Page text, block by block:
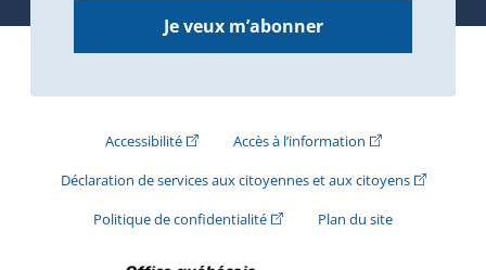
Je veux m’abonner
Accessibilité(Cet hyperlien externe s'ouvrira dans une
Accès à l’information(Cet hyperlien
Déclaration de services aux citoyennes et aux citoyens(Cet
Politique de confidentialité(Cet hyperlien externe s'ouvrira
Plan du site